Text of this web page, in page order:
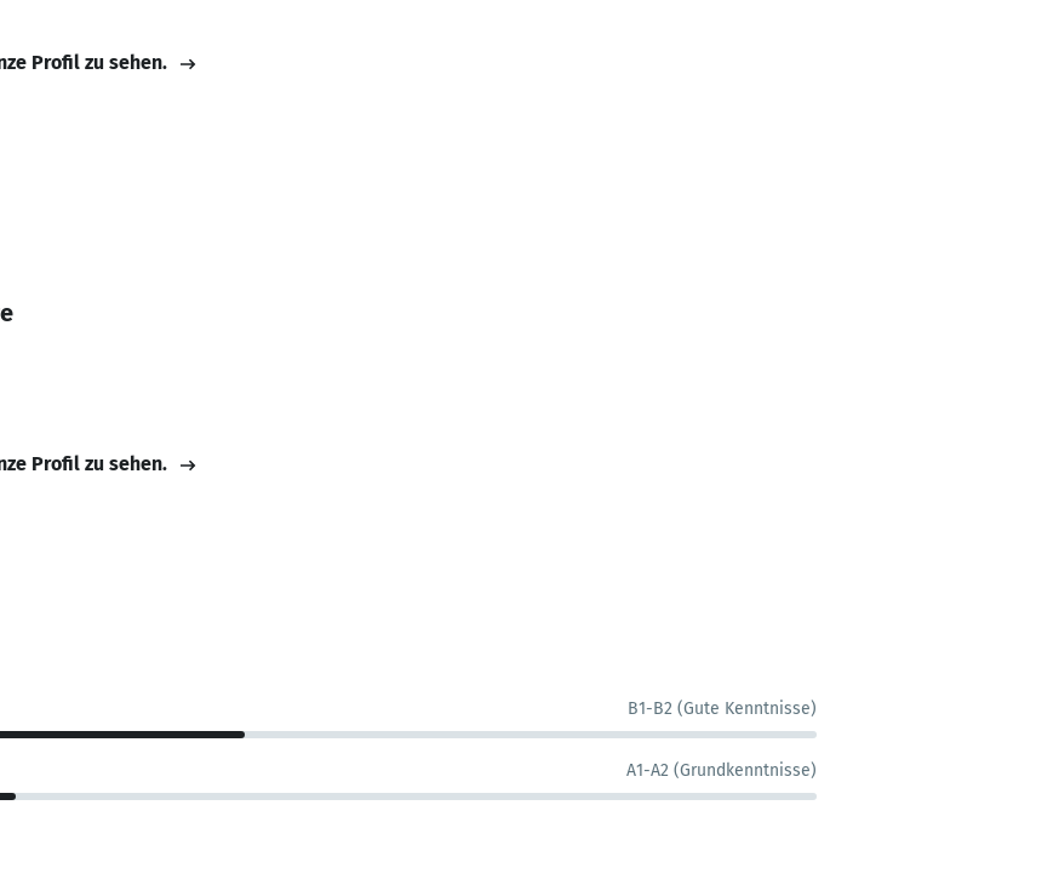
Profil zu sehen.
Profil zu sehen.
B1-B2 (Gute Kenntnisse)
A1-A2 (Grundkenntnisse)